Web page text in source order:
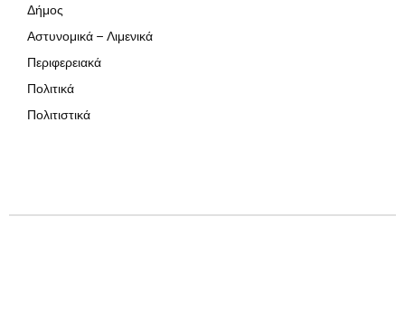
Δήμος
Αστυνομικά – Λιμενικά
Περιφερειακά
Πολιτικά
Πολιτιστικά